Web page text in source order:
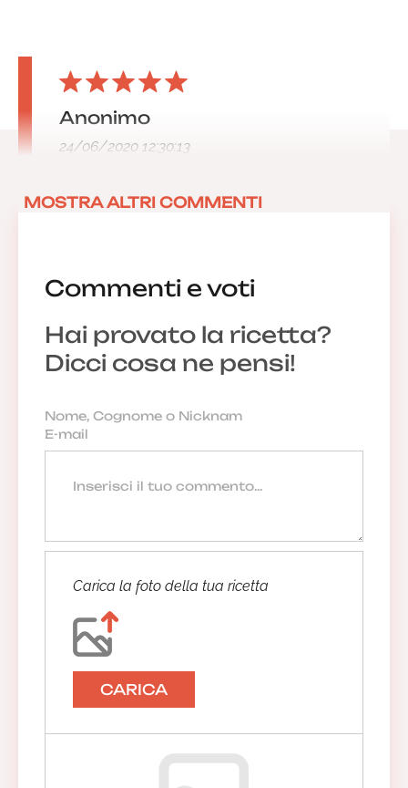
Commenti e voti
Hai provato la ricetta?
Dicci cosa ne pensi!
Carica la foto della tua ricetta
CARICA
Anonimo
24/06/2020 12:30:13
MOSTRA ALTRI COMMENTI